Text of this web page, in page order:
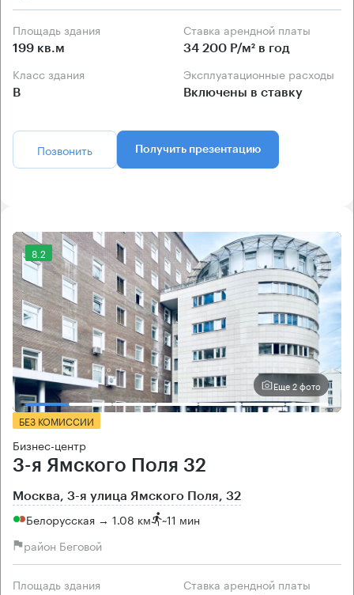
Площадь здания
199 кв.м
Ставка арендной платы
34 200 Р/м² в год
Класс здания
B
Эксплуатационные расходы
Включены в ставку
Позвонить Получить презентацию
8.2
Еще 2 фото
БЕЗ КОМИССИИ
Бизнес-центр
3-я Ямского Поля 32
Москва, 3-я улица Ямского Поля, 32
Белорусская → 1.08 км ~11 мин
район Беговой
Площадь здания Ставка арендной платы